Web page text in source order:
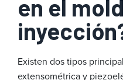
en el
Existen dos tipos
extensométrica y